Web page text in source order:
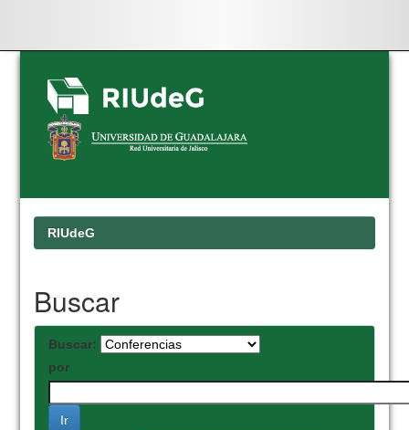
Skip
navigation
RIUdeG
Buscar
Buscar:
por